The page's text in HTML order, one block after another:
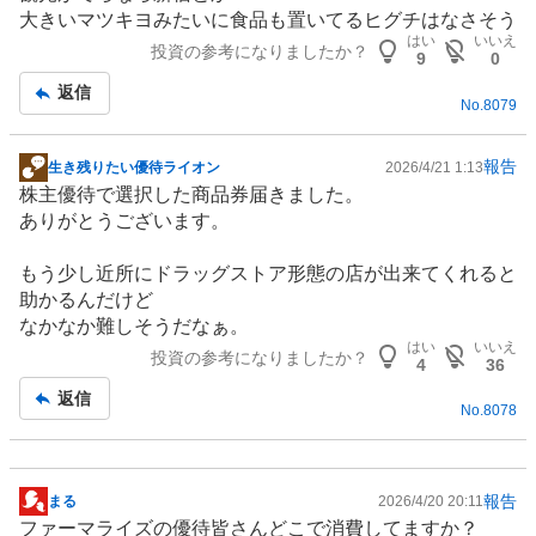
大きいマツキヨみたいに食品 も置いてるヒグチはなさそう
投資の参考になりましたか？
はい
9
いいえ
0
返信
No. 8079
掲
示
板
事
生き残りたい優待ライオン 2026/4/21 1:13報告
株主優待で選択した商品券届きました。
ありがとうございます。
もう少し近所に ドラッグストア形態の店が出来てくれると
助かるんだけど
なかなか難しそうだなぁ。
投資の参考になりましたか？
はい
4
いいえ
36
返信
No.8078
掲
まる 2026/4/20 20:11報告
ファーマライズの優待皆さんどこで消費してますか？